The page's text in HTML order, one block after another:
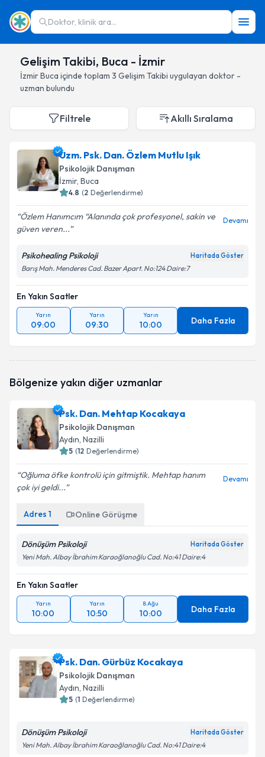
Doktor, klinik ara...
Gelişim Takibi, Buca - İzmir
İzmirBuca içinde toplam 3 Gelişim Takibi uygulayan doktor -
uzman bulundu
Filtrele Akıllı Sıralama
Uzm. Psk. Dan. Özlem Mutlu Işık
Psikolojik Danışman
İzmir, Buca
4.8 (2 Değerlendirme)
Özlem Hanımcım “Alanında çok profesyonel, sakin ve
güven veren...
Devamı
Psikohealing Psikoloji Haritada Göster
Barış Mah. Menderes Cad. Bazer Apart. No:124 Daire:7
En Yakın Saatler
Yarın
09:00
Yarın
09:30
Yarın
10:00 Daha Fazla
Bölgenize yakın diğer uzmanlar
Psk. Dan. Mehtap Kocakaya
Psikolojik Danışman
Aydın, Nazilli
5 (12 Değerlendirme)
Oğluma öfke kontrolü için gitmiştik. Mehtap hanım
çok iyi geldi...
Devamı
Adres 1 Online Görüşme
Dönüşüm Psikoloji Haritada Göster
Yeni Mah. Albay İbrahim Karaoğlanoğlu Cad. No:41 Daire:4
En Yakın Saatler
Yarın
10:00
Yarın
10:50
8 Ağu
10:00 Daha Fazla
Psk. Dan. Gürbüz Kocakaya
Psikolojik Danışman
Aydın, Nazilli
5 (1 Değerlendirme)
Dönüşüm Psikoloji Haritada Göster
Yeni Mah. Albay İbrahim Karaoğlanoğlu Cad. No:41 Daire:4